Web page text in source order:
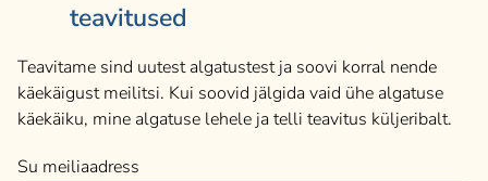
teavitused
Teavitame sind uutest algatustest ja soovi korral nende
käekäigust meilitsi. Kui soovid jälgida vaid ühe algatuse
käekäiku, mine algatuse lehele ja telli teavitus küljeribalt.
Su meiliaadress